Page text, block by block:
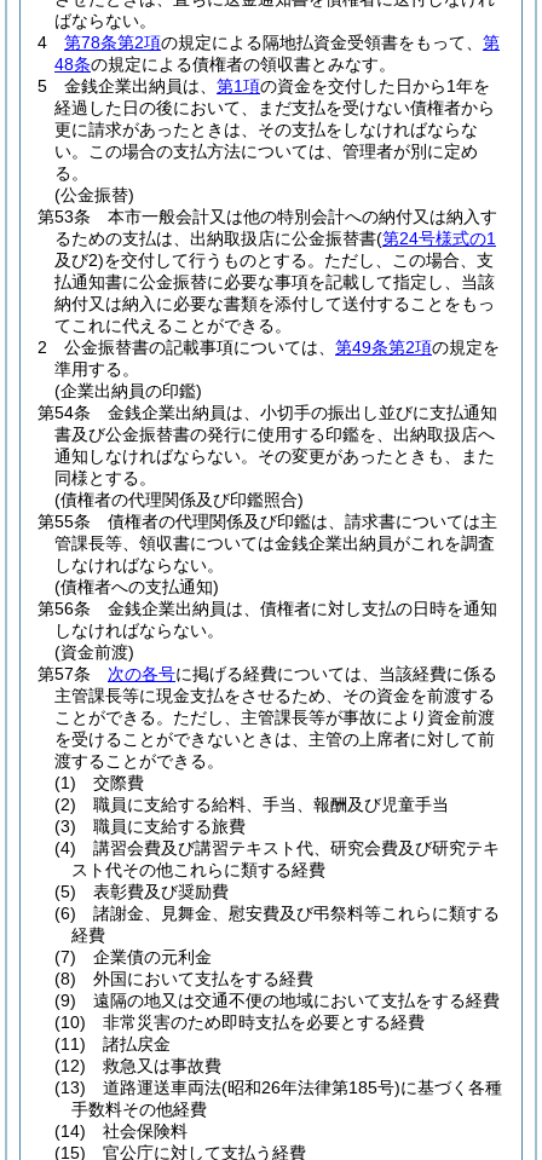
ばならない。
4
第78条第2項の規定による隔地払資金受領書をもって、 第
48条の規定による債権者の領収書とみなす。
5
金銭企業出納員は、 第1項の資金を交付した日から1年を
経過した日の後において、まだ支払を受けない債権者から
更に請求があったときは、その支払をしなければならな
い。
この場合の支払方法については、管理者が別に定め
る。
(公金振替)
第53条
本市一般会計又は他の特別会計への納付又は納入す
るための支払は、出納取扱店に公金振替書(第24号様式の1
及び2)を交付して行うものとする。 ただし、この場合、支
払通知書に公金振替に必要な事項を記載して指定し、当該
納付又は納入に必要な書類を添付して送付することをもっ
てこれに代えることができる。
2
公金振替書の記載事項については、 第49条第2項の規定を
準用する。
(企業出納員の印鑑)
第54条
金銭企業出納員は、小切手の振出し並びに支払通知
書及び公金振替書の発行に使用する印鑑を、出納取扱店へ
通知しなければならない。 その変更があったときも、また
同様とする。
(債権者の代理関係及び印鑑照合)
第55条
債権者の代理関係及び印鑑は、請求書については主
管課長等、領収書については金銭企業出納員がこれを調査
しなければならない。
(債権者への支払通知)
第56条
金銭企業出納員は、債権者に対し支払の日時を通知
しなければならない。
(資金前渡)
第57条
次の各号に掲げる経費については、当該経費に係る
主管課長等に現金支払をさせるため、その資金を前渡する
ことができる。 ただし、主管課長等が事故により資金前渡
を受けることができないときは、主管の上席者に対して前
渡することができる。
(1)
交際費
(2)
職員に支給する給料、手当、報酬及び児童手当
(3)
職員に支給する旅費
(4)
講習会費及び講習テキスト代、研究会費及び研究テキ
スト代その他これらに類する経費
(5)
表彰費及び奨励費
(6)
諸謝金、見舞金、慰安費及び弔祭料等これらに類する
経費
(7)
企業債の元利金
(8)
外国において支払をする経費
(9)
遠隔の地又は交通不便の地域において支払をする経費
(10)
非常災害のため即時支払を必要とする経費
(11)
諸払戻金
(12)
救急又は事故費
(13)
道路運送車両法(昭和26年法律第185号)に基づく各種
手数料その他経費
(14)
社会保険料
(15)
官公庁に対して支払う経費